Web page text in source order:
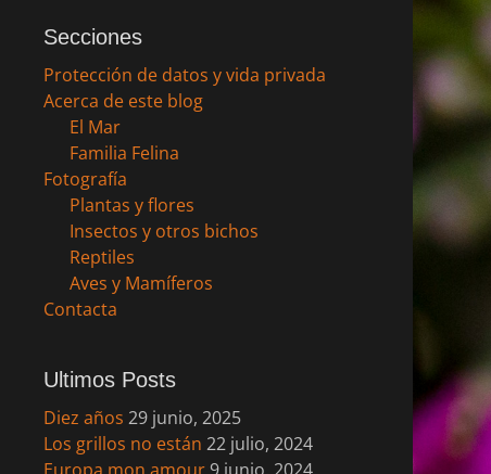
Secciones
Protección de datos y vida privada
Acerca de este blog
El Mar
Familia Felina
Fotografía
Plantas y flores
Insectos y otros bichos
Reptiles
Aves y Mamíferos
Contacta
Ultimos Posts
Diez años 29 junio, 2025
Los grillos no están 22 julio, 2024